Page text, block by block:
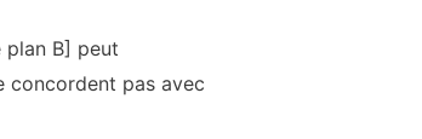
plan B] peut
concordent pas avec